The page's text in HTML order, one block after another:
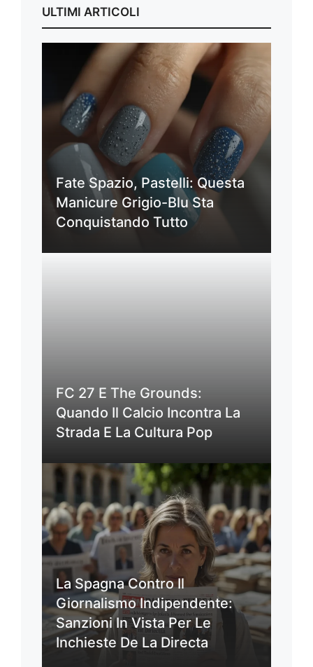
ULTIMI ARTICOLI
Fate Spazio, Pastelli: Questa
Manicure Grigio-Blu Sta
Conquistando Tutto
FC 27 E The Grounds:
Quando Il Calcio Incontra La
Strada E La Cultura Pop
La Spagna Contro Il
Giornalismo Indipendente:
Sanzioni In Vista Per Le
Inchieste De La Directa